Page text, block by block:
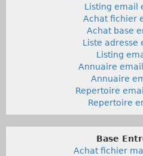
Listing email
Achat fichier
Achat base
Liste adresse
Listing
Annuaire
Annuaire
Repertoire
Repertoire
Base
Achat fichier